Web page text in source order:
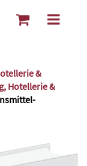
&
Hotellerie &